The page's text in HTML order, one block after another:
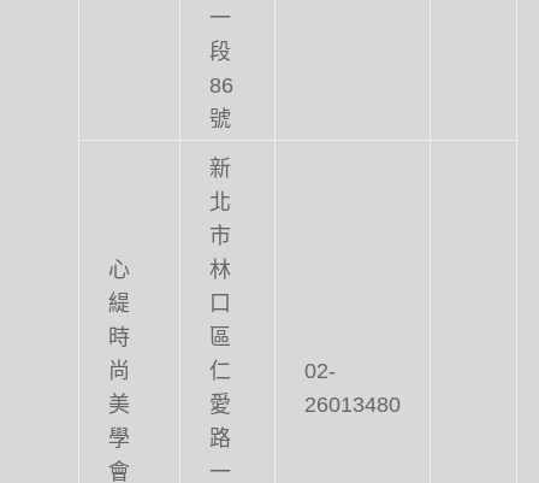
一
段
86
號
心
緹
時
尚
美
學
會
新
北
市
林
口
區
仁
愛
路
一
02-
26013480